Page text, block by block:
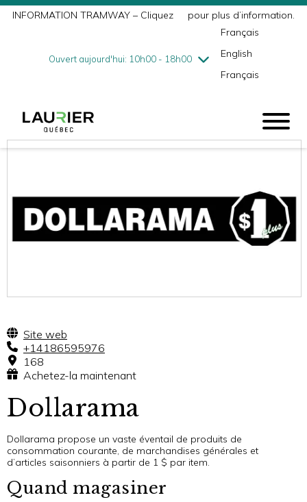
INFORMATION TRAMWAY – Cliquez pour plus d’information.
Ouvert aujourd'hui: 10h00 - 18h00
mercredi8/5
10h00 - 18h00
vendredi8/7
10h00 - 21h00
Français
English
Français
Site web
+14186595976
168
Achetez-la maintenant
Dollarama
Dollarama propose un vaste éventail de produits de
consommation courante, de marchandises générales et
d’articles saisonniers à partir de 1 $ par item.
Quand magasiner